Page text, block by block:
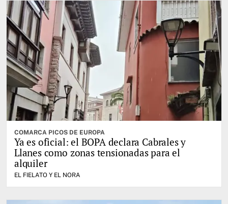
COMARCA PICOS DE EUROPA
Ya es oficial: el BOPA declara Cabrales y
Llanes como zonas tensionadas para el
alquiler
EL FIELATO Y EL NORA